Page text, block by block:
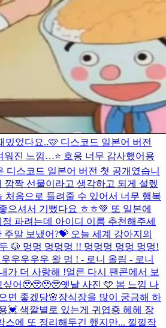
밌었다요..🩷 디스코드 일본어 버전
워진 느낌…⭐️ 호응 너무 감사했어용
디스코드 일본어 버전 첫 공개였습니
깜짝 선물이라고 생각하고 되게 설렜
처음으로 들려줄 수 있어서 너무 행복
으셔서 기뻤다요 ㅎㅎ💚 또 일본에
파려는데 아이디 이름 추천해주세
말 보냈어?💝 오늘 세계 강아지의
🐶 멍멍 멍멍멍 !! 멍멍멍 멍멍 멍멍!
우우우우 왈 멍 ! - 로니 올림 - 로니
가 더 사랑해 !얼른 다시 팬콘에서 보
싶어🥹🥹🥹🥹옛날 사진 🩵 봄 느낌 나
면 좋겠당🌸장식장을 많이 궁금해 하
💓 색깔별로 있는게 귀엽죵 헤헤 장
스에 또 정리해두긴 했지만... 낄낄작